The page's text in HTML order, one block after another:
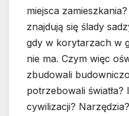
miejsca
znajdują się ślady
gdy w korytarzach w
nie ma. Czym więc
zbudowali
potrzebowali światła?
cywilizacji?